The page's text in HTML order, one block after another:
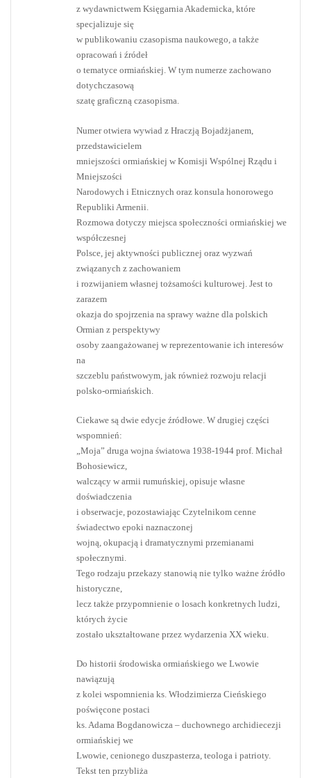
z wydawnictwem Księgarnia Akademicka, które
specjalizuje się
w publikowaniu czasopisma naukowego, a także
opracowań i źródeł
o tematyce ormiańskiej. W tym numerze zachowano
dotychczasową
szatę graficzną czasopisma.
Numer otwiera wywiad z Hraczją Bojadżjanem,
przedstawicielem
mniejszości ormiańskiej w Komisji Wspólnej Rządu i
Mniejszości
Narodowych i Etnicznych oraz konsula honorowego
Republiki Armenii.
Rozmowa dotyczy miejsca społeczności ormiańskiej we
współczesnej
Polsce, jej aktywności publicznej oraz wyzwań
związanych z zachowaniem
i rozwijaniem własnej tożsamości kulturowej. Jest to
zarazem
okazja do spojrzenia na sprawy ważne dla polskich
Ormian z perspektywy
osoby zaangażowanej w reprezentowanie ich interesów
na
szczeblu państwowym, jak również rozwoju relacji
polsko-ormiańskich.
Ciekawe są dwie edycje źródłowe. W drugiej części
wspomnień:
„Moja” druga wojna światowa 1938-1944 prof. Michał
Bohosiewicz,
walczący w armii rumuńskiej, opisuje własne
doświadczenia
i obserwacje, pozostawiając Czytelnikom cenne
świadectwo epoki naznaczonej
wojną, okupacją i dramatycznymi przemianami
społecznymi.
Tego rodzaju przekazy stanowią nie tylko ważne źródło
historyczne,
lecz także przypomnienie o losach konkretnych ludzi,
których życie
zostało ukształtowane przez wydarzenia XX wieku.
Do historii środowiska ormiańskiego we Lwowie
nawiązują
z kolei wspomnienia ks. Włodzimierza Cieńskiego
poświęcone postaci
ks. Adama Bogdanowicza – duchownego archidiecezji
ormiańskiej we
Lwowie, cenionego duszpasterza, teologa i patrioty.
Tekst ten przybliża